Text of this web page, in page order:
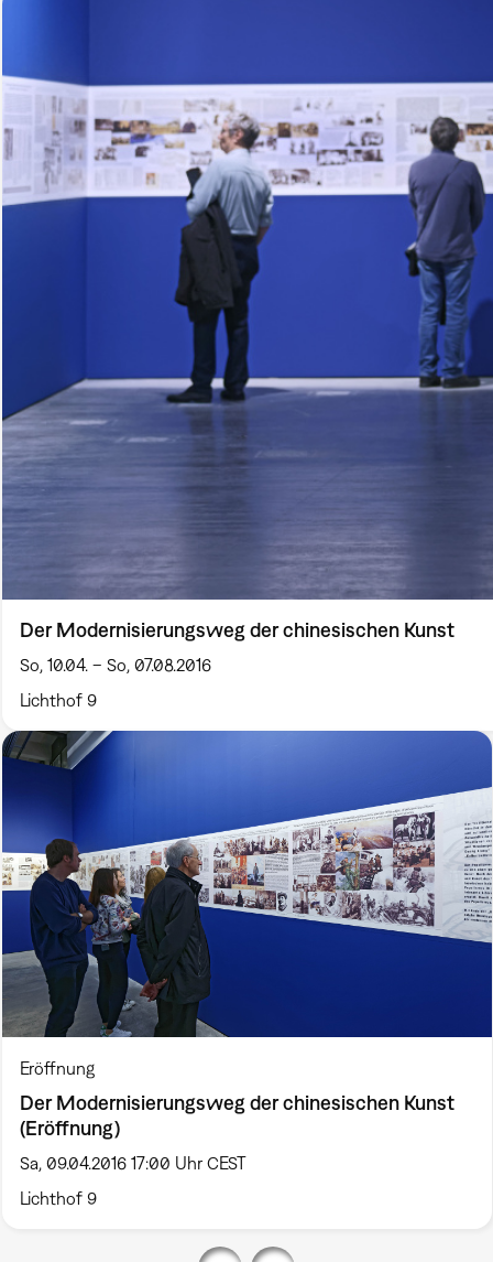
Der Modernisierungsweg der chinesischen Kunst
So, 10.04. – So, 07.08.2016
Lichthof 9
Eröffnung
Der Modernisierungsweg der chinesischen Kunst
(Eröffnung)
Sa, 09.04.2016 17:00 Uhr CEST
Lichthof 9